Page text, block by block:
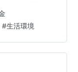
URで暮らすう
、 やさしくま
し」で気がラ
■ UR賃貸のい
がとてもラク
#生活環境